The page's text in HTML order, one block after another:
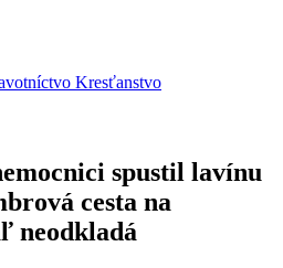
Kresťanstvo
spustil lavínu
cesta na
neodkladá